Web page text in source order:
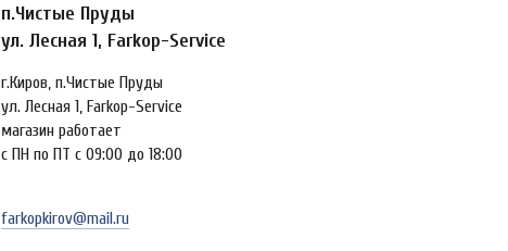
п.Чистые Пруды
ул. Лесная 1, Farkop-Service
г.Киров, п.Чистые Пруды
ул. Лесная 1, Farkop-Service
магазин работает
с ПН по ПТ с 09:00 до 18:00
farkopkirov@mail.ru